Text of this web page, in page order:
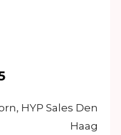
HYP Sales Den
Haag